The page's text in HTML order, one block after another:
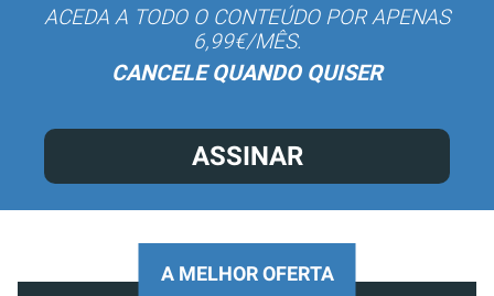
ACEDA A TODO O CONTEÚDO POR APENAS
6,99€/MÊS.
CANCELE QUANDO QUISER
ASSINAR
A MELHOR OFERTA